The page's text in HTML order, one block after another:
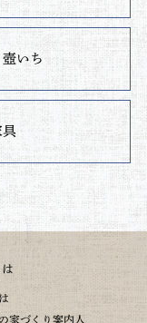
いち
具
家づくり案内人